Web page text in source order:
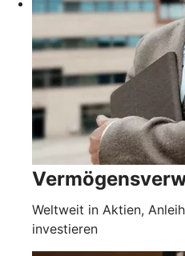
Weltweit in Aktien,
investieren